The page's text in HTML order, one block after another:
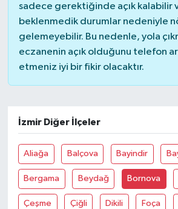
sadece gerektiğinde açık kalabilir
beklenmedik durumlar nedeniyle
gelemeyebilir. Bu nedenle, yola
eczanenin açık olduğunu telefon
etmeniz iyi bir fikir olacaktır.
İzmir Diğer İlçeler
Aliağa Balçova Bayindir
Bergama Beydağ Bornova
Çeşme Çiğli Dikili Foça